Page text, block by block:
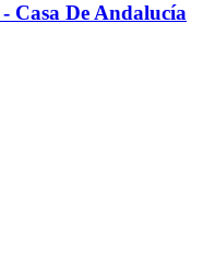
De Andalucía